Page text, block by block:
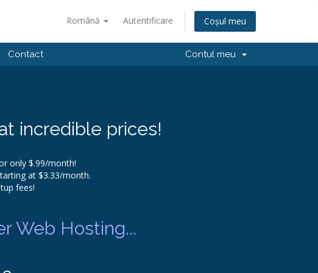
Română Autentificare Coșul meu
Contact Contul meu
incredible prices!
only $.99/month!
at $3.33/month.
fees!
Web Hosting...